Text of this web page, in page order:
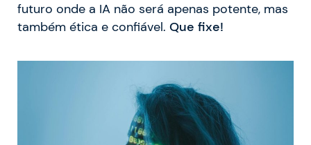
futuro onde a IA não será apenas potente, mas
também ética e confiável. Que fixe!